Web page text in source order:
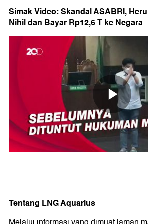
Simak Video: Skandal ASABRI,
Nihil dan Bayar Rp12,6 T ke Negara
Tentang LNG Aquarius